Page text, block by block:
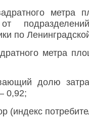
метра
по
метра
долю
0,92;